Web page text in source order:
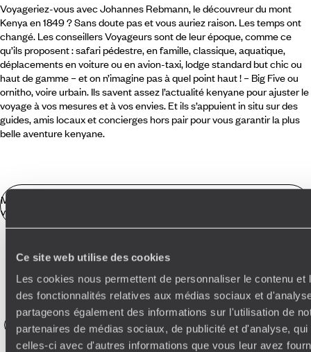
Ce site web utilise des cookies
Les cookies nous permettent de personnaliser le contenu et
des fonctionnalités relatives aux médias sociaux et
partageons également des informations sur l'utilisation de
partenaires de médias sociaux, de publicité et d'analyse,
celles-ci avec d'autres informations que vous leur avez
Voyageriez-vous avec Johannes Rebmann, le découvreur du mont
Kenya en 1849 ? Sans doute pas et vous auriez raison. Les temps ont
changé. Les conseillers Voyageurs sont de leur époque, comme ce
qu’ils proposent : safari pédestre, en famille, classique, aquatique,
déplacements en voiture ou en avion-taxi, lodge standard but chic ou
haut de gamme – et on n’imagine pas à quel point haut ! – Big Five ou
ornitho, voire urbain. Ils savent assez l’actualité kenyane pour ajuster le
voyage à vos mesures et à vos envies. Et ils s’appuient in situ sur des
guides, amis locaux et concierges hors pair pour vous garantir la plus
belle aventure kenyane.
Mieux préparer votre
voyage au Kenya
Les bonnes raisons d’aimer le Kenya
Parce qu'ici une nature aussi indemne que si l'on avait atterri
il y a des milliers d'années, coexiste avec des décors hérités
de l'époque coloniale, immortalisés dans "Out of Africa",
dont on peut visiter la ferme de l'auteur, Karen Blixen.
Où voyager au Kenya ?
Elephant Observation Animaux 4x4 Nairobi
Ornithologie
Safari Afrique
Masai Mara Vallée du Rift
Crescent Island